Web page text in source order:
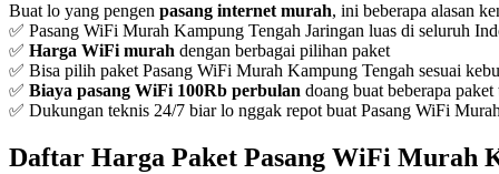
Buat lo yang pengen pasang internet murah, ini beberapa alasan
✅ Pasang WiFi Murah Kampung Tengah Jaringan luas di seluruh
✅ Harga WiFi murah dengan berbagai pilihan paket
✅ Bisa pilih paket Pasang WiFi Murah Kampung Tengah sesuai
✅ Biaya pasang WiFi 100Rb perbulan doang buat beberapa paket
✅ Dukungan teknis 24/7 biar lo nggak repot buat Pasang WiFi
Daftar Harga Paket Pasang WiFi Murah